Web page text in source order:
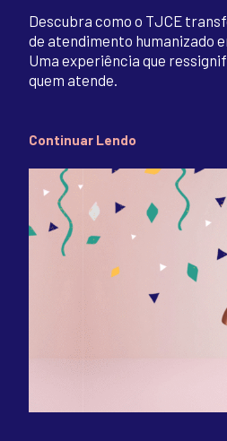
Descubra como o TJCE
de atendimento humanizado
Uma experiência que
quem atende.
Continuar Lendo